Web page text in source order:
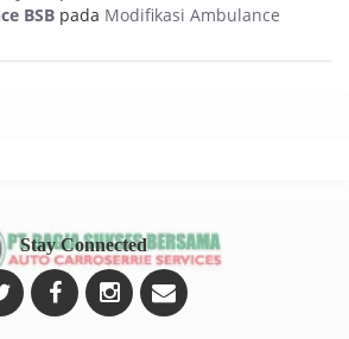
BSB pada Modifikasi Ambulance
Stay Connected